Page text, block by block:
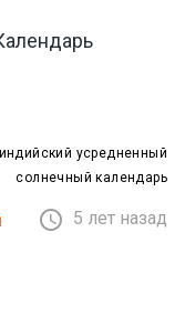
усредненный
солнечный календарь
 5 лет назад